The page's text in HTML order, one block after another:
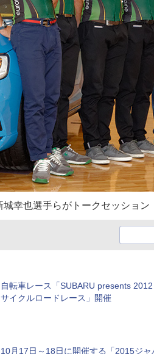
城幸也選手らがトークセッション
自転車レース「SUBARU presents
サイクルロードレース」開催
10月17日～18日に開催する「2015ジャ